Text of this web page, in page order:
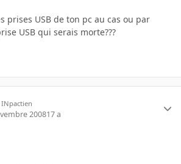
prises USB de ton pc au cas ou par
USB qui serais morte???
INpactien
200817 a